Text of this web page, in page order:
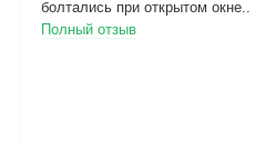
болтались при открытом окне..
Полный отзыв